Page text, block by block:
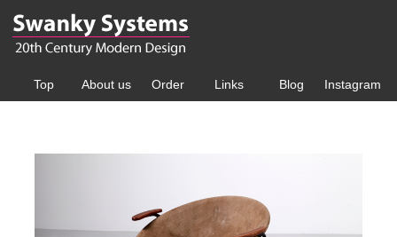
Top About us Order Links Blog Instagram